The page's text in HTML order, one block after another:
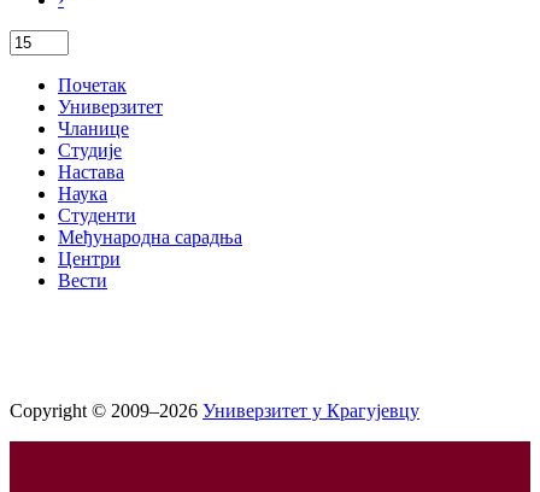
Почетак
Универзитет
Чланице
Студије
Настава
Наука
Студенти
Међународна сарадња
Центри
Вести
Copyright © 2009–2026 Универзитет у Крагујевцу